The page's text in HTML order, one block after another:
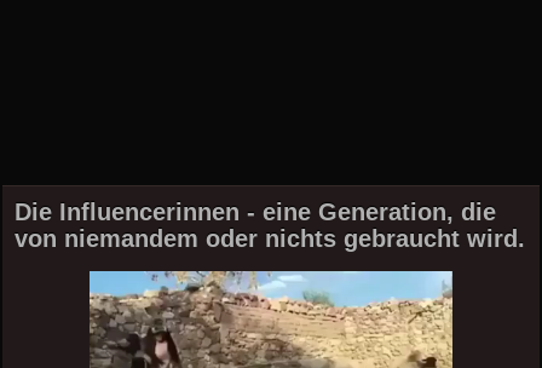
Die Influencerinnen - eine Generation, die
von niemandem oder nichts gebraucht wird.